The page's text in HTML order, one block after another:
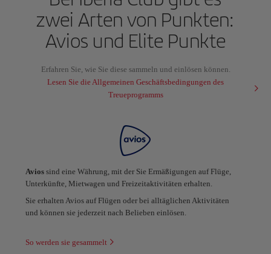
zwei Arten von Punkten:
Avios und Elite Punkte
Erfahren Sie, wie Sie diese sammeln und einlösen können.
Lesen Sie die Allgemeinen Geschäftsbedingungen des
Treueprogramms
Aviossind eine Währung, mit der Sie Ermäßigungen auf Flüge,
Unterkünfte, Mietwagen und Freizeitaktivitäten erhalten.
Sie erhalten Avios auf Flügen oder bei alltäglichen Aktivitäten
und können sie jederzeit nach Belieben einlösen.
So werden sie gesammelt